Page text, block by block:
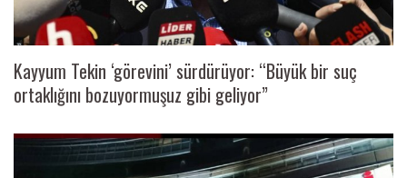
Kayyum Tekin ‘görevini’ sürdürüyor: “Büyük bir suç
ortaklığını bozuyormuşuz gibi geliyor”